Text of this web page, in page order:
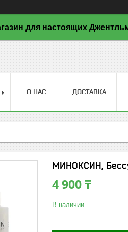
для настоящих
О НАС ДОСТАВКА
МИНОКСИН,
4 900 ₸
В наличии